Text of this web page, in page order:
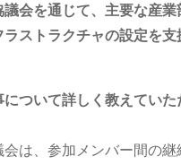
議会を通じて、主要な産
ストラクチャの設定を
ついて詳しく教えてい
は、参加メンバー間の